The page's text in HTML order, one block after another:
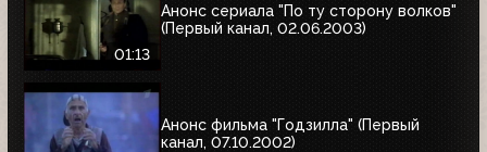
01:13
Анонс сериала "По ту сторону волков"
(Первый канал, 02.06.2003)
Анонс фильма "Годзилла" (Первый
канал, 07.10.2002)